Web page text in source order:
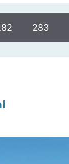
283